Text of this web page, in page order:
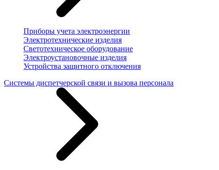
Приборы учета электроэнергии
Электротехнические изделия
Светотехническое оборудование
Электроустановочные изделия
Устройства защитного отключения
Системы диспетчерской связи и вызова персонала